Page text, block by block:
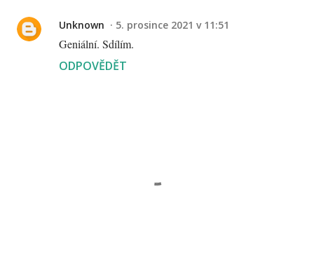
Unknown 5. prosince 2021 v 11:51
Geniální. Sdílím.
ODPOVĚDĚT